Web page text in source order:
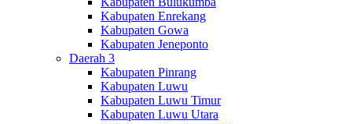
Kabupaten Enrekang
Kabupaten Gowa
Kabupaten Jeneponto
Daerah 3
Kabupaten Pinrang
Kabupaten Luwu
Kabupaten Luwu Timur
Kabupaten Luwu Utara